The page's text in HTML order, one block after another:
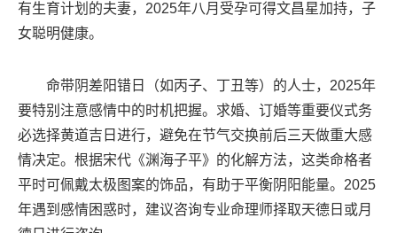
有生育计划的夫妻，2025年八月受孕可得文昌星加持，子
女聪明健康。
命带阴差阳错日（如丙子、丁丑等）的人士，2025年
要特别注意感情中的时机把握。求婚、订婚等重要仪式务
必选择黄道吉日进行，避免在节气交换前后三天做重大感
情决定。根据宋代《渊海子平》的化解方法，这类命格者
平时可佩戴太极图案的饰品，有助于平衡阴阳能量。2025
年遇到感情困惑时，建议咨询专业命理师择取天德日或月